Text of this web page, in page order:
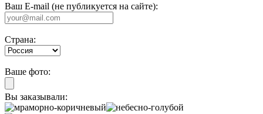
Ваш E-mail (не публикуется на сайте):
Страна:
Ваше фото:
Вы заказывали: